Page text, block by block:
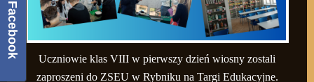
Uczniowie klas VIII w pierwszy dzień wiosny zostali
zaproszeni do ZSEU w Rybniku na Targi Edukacyjne.
Facebook